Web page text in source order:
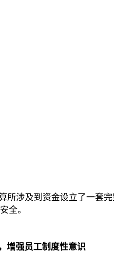
所涉及到资金设立了一套
全。
增强员工制度性意识